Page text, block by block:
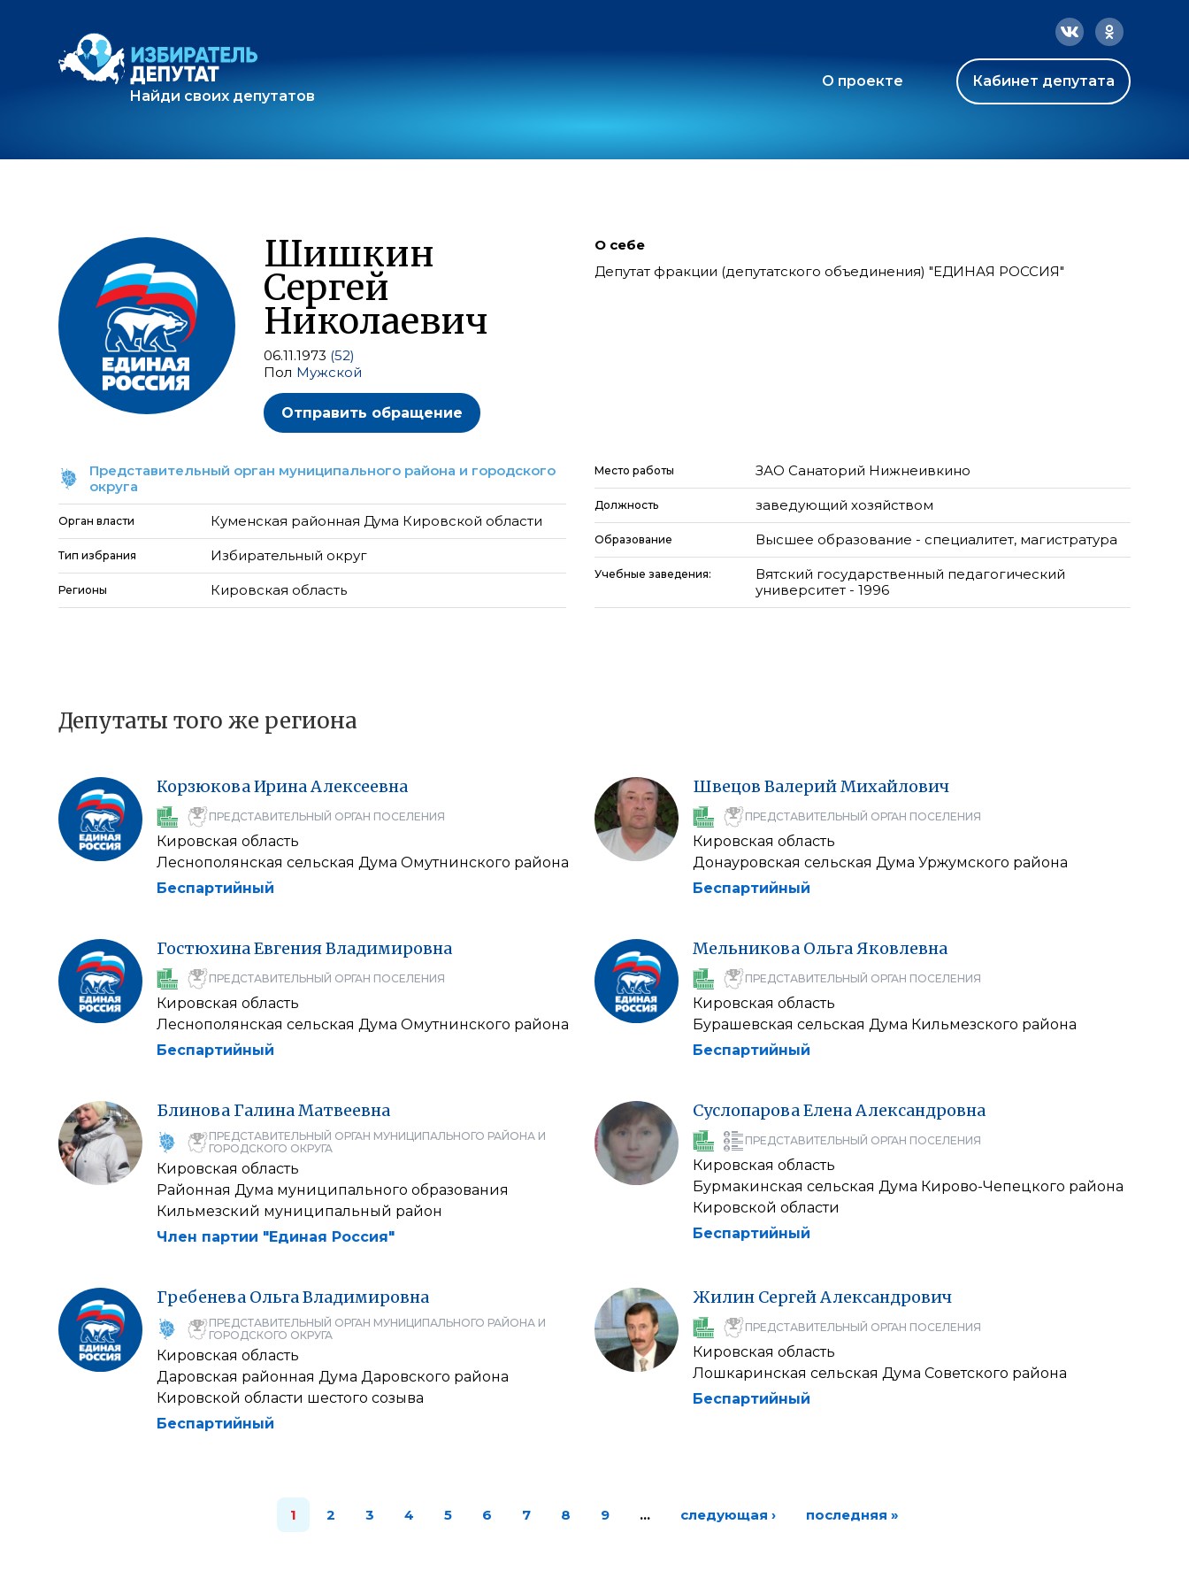
Найди своих депутатов
О проекте Кабинет депутата
Шишкин
Сергей
Николаевич
06.11.1973 (52)
Пол Мужской
Отправить обращение
О себе
Депутат фракции (депутатского объединения) "ЕДИНАЯ РОССИЯ"
Представительный орган муниципального района и городского
округа
Орган власти Куменская районная Дума Кировской области
Тип избрания Избирательный округ
Регионы Кировская область
Место работы ЗАО Санаторий Нижнеивкино
Должность заведующий хозяйством
Образование Высшее образование - специалитет, магистратура
Учебные заведения:
Вятский государственный педагогический
университет - 1996
Депутаты того же региона
КорзюковаИринаАлексеевна
ПРЕДСТАВИТЕЛЬНЫЙ ОРГАН ПОСЕЛЕНИЯ
Кировская область
Леснополянская сельская Дума Омутнинского района
Беспартийный
Швецов ВалерийМихайлович
ПРЕДСТАВИТЕЛЬНЫЙ ОРГАН ПОСЕЛЕНИЯ
Кировская область
Донауровская сельская Дума Уржумского района
Беспартийный
ГостюхинаЕвгенияВладимировна
ПРЕДСТАВИТЕЛЬНЫЙ ОРГАН ПОСЕЛЕНИЯ
Кировская область
Леснополянская сельская Дума Омутнинского района
Беспартийный
Мельникова ОльгаЯковлевна
ПРЕДСТАВИТЕЛЬНЫЙ ОРГАН ПОСЕЛЕНИЯ
Кировская область
Бурашевская сельская Дума Кильмезского района
Беспартийный
Блинова ГалинаМатвеевна
ПРЕДСТАВИТЕЛЬНЫЙ ОРГАН МУНИЦИПАЛЬНОГО РАЙОНА И
ГОРОДСКОГО ОКРУГА
Кировская область
Районная Дума муниципального образования
Кильмезский муниципальный район
Член партии "Единая Россия"
СуслопароваЕленаАлександровна
ПРЕДСТАВИТЕЛЬНЫЙ ОРГАН ПОСЕЛЕНИЯ
Кировская область
Бурмакинская сельская Дума Кирово-Чепецкого района
Кировской области
Беспартийный
Гребенева ОльгаВладимировна
ПРЕДСТАВИТЕЛЬНЫЙ ОРГАН МУНИЦИПАЛЬНОГО РАЙОНА И
ГОРОДСКОГО ОКРУГА
Кировская область
Даровская районная Дума Даровского района
Кировской области шестого созыва
Беспартийный
Жилин СергейАлександрович
ПРЕДСТАВИТЕЛЬНЫЙ ОРГАН ПОСЕЛЕНИЯ
Кировская область
Лошкаринская сельская Дума Советского района
Беспартийный
1 2 3 4 5 6 7 8 9 … следующая › последняя »